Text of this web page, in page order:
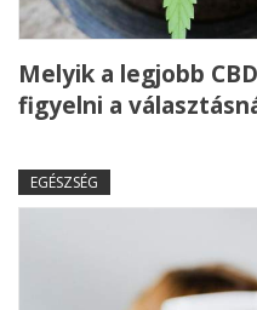
Melyik a legjobb
figyelni a
EGÉSZSÉG